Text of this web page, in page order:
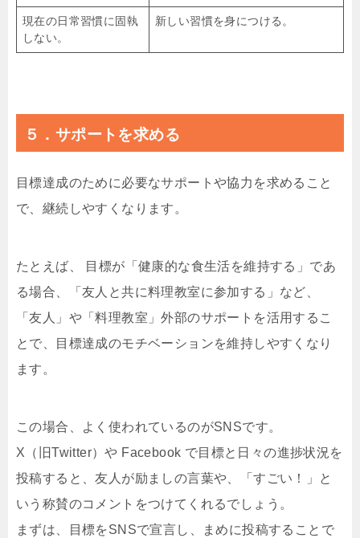
現在の日常習慣に固執
しない。
新しい習慣を身につける。
５．サポートを求める
目標達成のために必要なサポートや協力を求めること
で、継続しやすくなります。
たとえば、 目標が「健康的な食生活を維持する」であ
る場合、「友人と共に料理教室に参加する」など、
「友人」や「料理教室」外部のサポートを活用するこ
とで、目標達成のモチベーションを維持しやすくなり
ます。
この場合、よく使われているのがSNSです。
X（旧Twitter）や Facebook で目標と日々の進捗状況を
投稿すると、友人が励ましの言葉や、「すごい！」と
いう称賛のコメントをつけてくれるでしょう。
まずは、目標をSNSで宣言し、まめに投稿することで